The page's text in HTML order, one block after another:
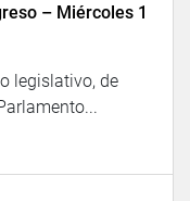
– Miércoles 1
legislativo, de